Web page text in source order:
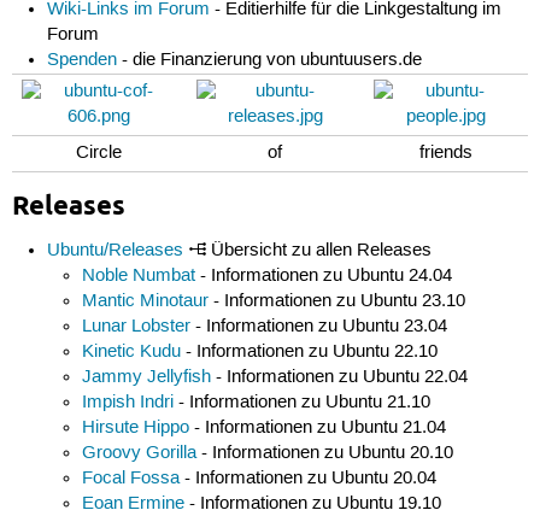
Wiki-Links im Forum - Editierhilfe für die Linkgestaltung im
Forum
Spenden - die Finanzierung von ubuntuusers.de
Circle of friends
Releases
Ubuntu/Releases
Übersicht zu allen Releases
Noble Numbat - Informationen zu Ubuntu 24.04
Mantic Minotaur - Informationen zu Ubuntu 23.10
Lunar Lobster - Informationen zu Ubuntu 23.04
Kinetic Kudu - Informationen zu Ubuntu 22.10
Jammy Jellyfish - Informationen zu Ubuntu 22.04
Impish Indri - Informationen zu Ubuntu 21.10
Hirsute Hippo - Informationen zu Ubuntu 21.04
Groovy Gorilla- Informationen zu Ubuntu 20.10
Focal Fossa- Informationen zu Ubuntu 20.04
Eoan Ermine - Informationen zu Ubuntu 19.10